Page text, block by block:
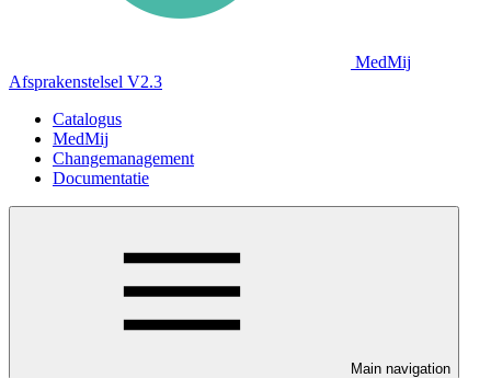
MedMij
Afsprakenstelsel V2.3
Catalogus
MedMij
Changemanagement
Documentatie
Main navigation